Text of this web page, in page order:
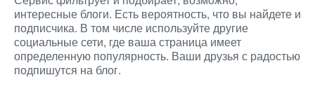
интересные блоги. Есть вероятность, что вы найдете и
подписчика. В том числе используйте другие
социальные сети, где ваша страница имеет
определенную популярность. Ваши друзья с радостью
подпишутся на блог.